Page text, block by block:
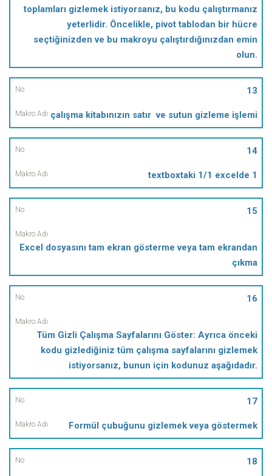
toplamları gizlemek istiyorsanız, bu kodu çalıştırmanız
yeterlidir. Öncelikle, pivot tablodan bir hücre
seçtiğinizden ve bu makroyu çalıştırdığınızdan emin
olun.
13
çalışma kitabınızın satır ve sutun gizleme işlemi
14
textboxtaki 1/1 excelde 1
15
Excel dosyasını tam ekran gösterme veya tam ekrandan
çıkma
16
Tüm Gizli Çalışma Sayfalarını Göster: Ayrıca önceki
kodu gizlediğiniz tüm çalışma sayfalarını gizlemek
istiyorsanız, bunun için kodunuz aşağıdadır.
17
Formül çubuğunu gizlemek veya göstermek
18